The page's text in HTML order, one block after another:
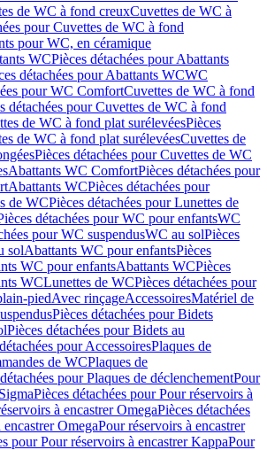
de WC à fond creuxCuvettes de WC à
pour Cuvettes de WC à fond
pour WC, en céramique
WCPièces détachées pour Abattants
détachées pour Abattants WCWC
pour WC ComfortCuvettes de WC à fond
détachées pour Cuvettes de WC à fond
de WC à fond plat surélevéesPièces
de WC à fond plat surélevéesCuvettes de
Pièces détachées pour Cuvettes de WC
Abattants WC ComfortPièces détachées pour
Abattants WCPièces détachées pour
de WCPièces détachées pour Lunettes de
détachées pour WC pour enfantsWC
pour WC suspendusWC au solPièces
solAbattants WC pour enfantsPièces
WC pour enfantsAbattants WCPièces
WCLunettes de WCPièces détachées pour
piedAvec rinçageAccessoiresMatériel de
Pièces détachées pour Bidets
Pièces détachées pour Bidets au
pour AccessoiresPlaques de
de WCPlaques de
pour Plaques de déclenchementPour
Pièces détachées pour Pour réservoirs à
à encastrer OmegaPièces détachées
OmegaPour réservoirs à encastrer
pour Pour réservoirs à encastrer KappaPour